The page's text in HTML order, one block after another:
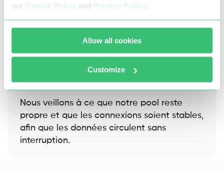
our Cookie Policy and Privacy Policy.
Allow all cookies
Customize
ainsi que toute autre activité frauduleuse ou
illégale.
Nous veillons à ce que notre pool reste
propre et que les connexions soient stables,
afin que les données circulent sans
interruption.